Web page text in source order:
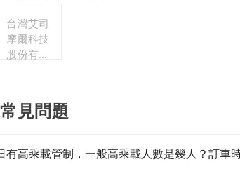
台灣艾司
摩爾科技
股份有限
見問題
有高乘載管制，一般高乘載人數是幾人？訂車